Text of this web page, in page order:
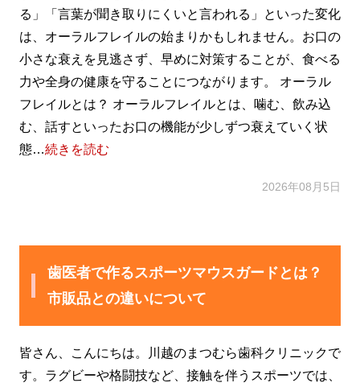
る」「言葉が聞き取りにくいと言われる」といった変化
は、オーラルフレイルの始まりかもしれません。お口の
小さな衰えを見逃さず、早めに対策することが、食べる
力や全身の健康を守ることにつながります。 オーラル
フレイルとは？ オーラルフレイルとは、噛む、飲み込
む、話すといったお口の機能が少しずつ衰えていく状
態…続きを読む
2026年08月5日
歯医者で作るスポーツマウスガードとは？
市販品との違いについて
皆さん、こんにちは。川越のまつむら歯科クリニックで
す。ラグビーや格闘技など、接触を伴うスポーツでは、